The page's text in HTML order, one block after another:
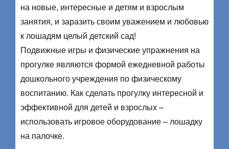
на новые, интересные и детям и взрослым
занятия, и заразить своим уважением и любовью
к лошадям целый детский сад!
Подвижные игры и физические упражнения на
прогулке являются формой ежедневной работы
дошкольного учреждения по физическому
воспитанию. Как сделать прогулку интересной и
эффективной для детей и взрослых –
использовать игровое оборудование – лошадку
на палочке.